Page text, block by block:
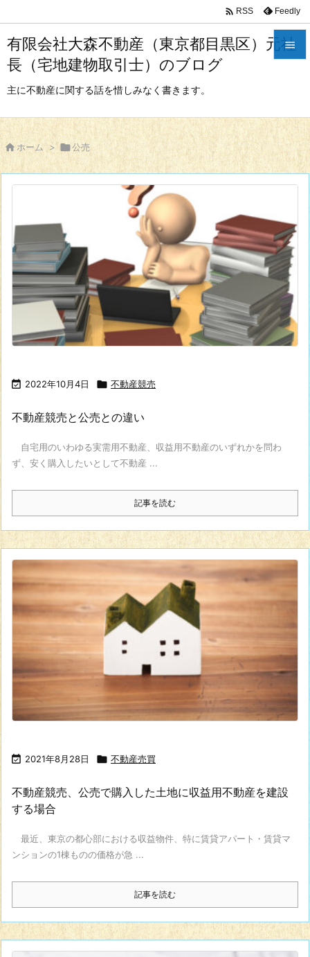
有限会社大森不動産（東京都目黒区）元社
長（宅地建物取引士）のブログ
主に不動産に関する話を惜しみなく書きます。

サイド

前へ

検索
 RSS Feedly
 ホーム > 公売
 2022年10月4日  不動産競売
不動産競売と公売との違い
自宅用のいわゆる実需用不動産、収益用不動産のいずれかを問わ
ず、安く購入したいとして不動産 ...
記事を読む
 2021年8月28日  不動産売買
不動産競売、公売で購入した土地に収益用不動産を建設
する場合
最近、東京の都心部における収益物件、特に賃貸アパート・賃貸マ
ンションの1棟ものの価格が急 ...
記事を読む